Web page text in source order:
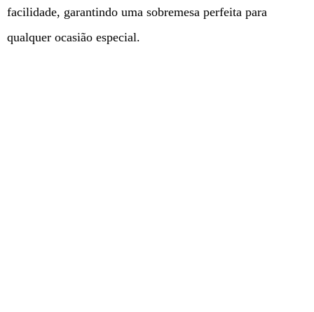
facilidade, garantindo uma sobremesa perfeita para
qualquer ocasião especial.